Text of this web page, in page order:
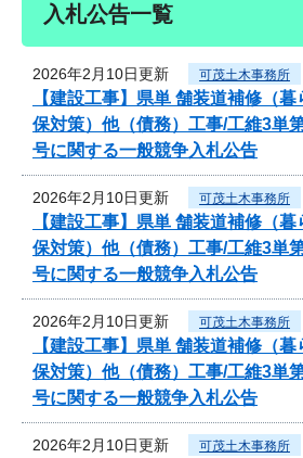
入札公告一覧
2026年2月10日更新 可茂土木事務所
【建設工事】県単 舗装道補修（
保対策）他（債務）工事/工維3単
号に関する一般競争入札公告
2026年2月10日更新 可茂土木事務所
【建設工事】県単 舗装道補修（
保対策）他（債務）工事/工維3単
号に関する一般競争入札公告
2026年2月10日更新 可茂土木事務所
【建設工事】県単 舗装道補修（
保対策）他（債務）工事/工維3単
号に関する一般競争入札公告
2026年2月10日更新 可茂土木事務所